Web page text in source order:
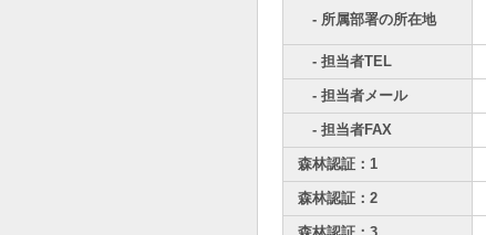
- 所属部署の所在地
- 担当者TEL
- 担当者メール
- 担当者FAX
森林認証：1
森林認証：2